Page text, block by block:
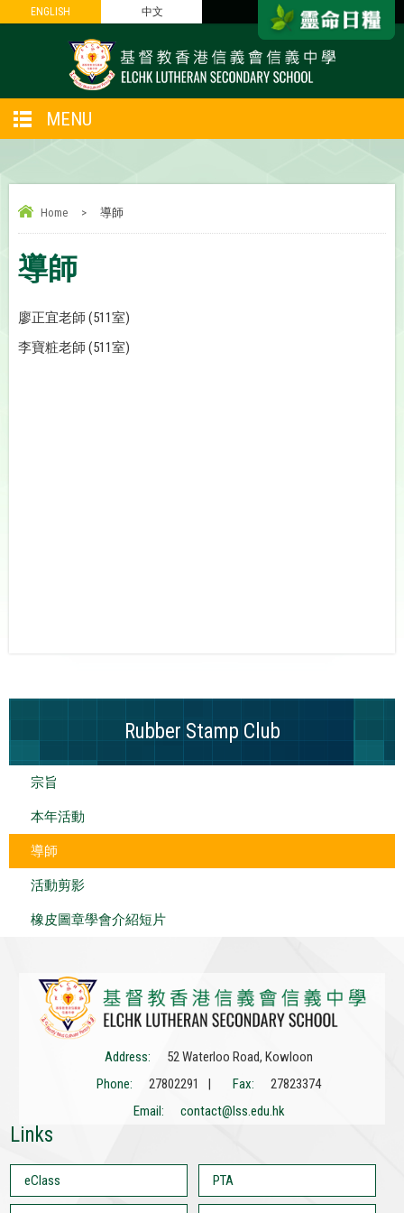
ENGLISH 中文
ENGLISH 中文
MENU
Home > 導師
導師
廖正宜老師 (511室)
李寶粧老師 (511室)
Rubber Stamp Club
宗旨
本年活動
導師
活動剪影
橡皮圖章學會介紹短片
Address:
52 Waterloo Road, Kowloon
Phone:
27802291 | Fax:
27823374
Email:
contact@lss.edu.hk
Links
eClass PTA